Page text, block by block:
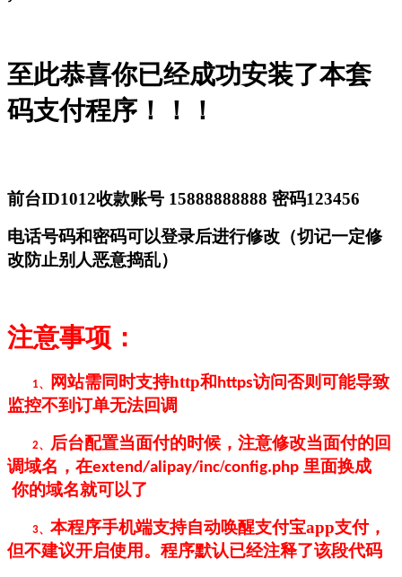
至此恭喜你已经成功安装了本套
码支付程序！！！
前台ID1012收款账号 15888888888 密码123456
电话号码和密码可以登录后进行修改（切记一定修
改防止别人恶意捣乱）
注意事项：
1、 网站需同时支持http和 https访问否则可能导致
监控不到订单无法回调
2、
后台配置当面付的时候，注意修改当面付的回
调域名，在extend/alipay/inc/config.php 里面换成
你的域名就可以了
3、 本程序手机端支持自动唤醒支付宝app支付，
但不建议开启使用。程序默认已经注释了该段代码